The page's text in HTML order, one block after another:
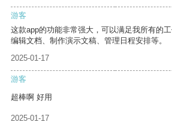
游客
这款app的功能非常强大，可以满足我所有的
编辑文档、制作演示文稿、管理日程安排等。
2025-01-17
游客
超棒啊 好用
2025-01-17